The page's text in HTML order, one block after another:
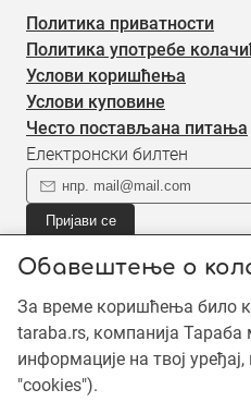
Обавештење о
За време коришћења било
taraba.rs, компанија
информације на твој
"cookies").
Политика приватности
Политика употребе
Услови коришћења
Услови куповине
Често постављана питања
Електронски билтен
Пријави се
информације о новом садржају.
©2019 - 2026 Тараба доо. Сва
заштићен ауторским правима
осим када је наведено